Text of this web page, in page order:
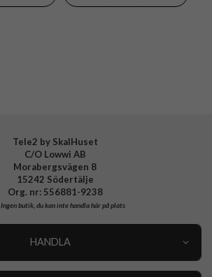
Svart
Tele2 by SkalHuset
C/O Lowwi AB
Morabergsvägen 8
15242 Södertälje
Org. nr: 556881-9238
Ingen butik, du kan inte handla här på plats
HANDLA